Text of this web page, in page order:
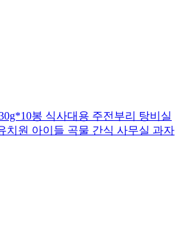
봉 식사대용 주전부리 탕비실
치원 아이들 곡물 간식 사무실 과자